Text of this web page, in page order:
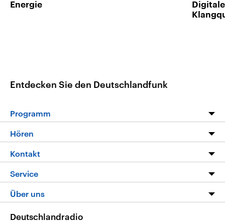
Energie
Entdecken Sie den Deutschlandfunk
Programm
Programm
Die Nachrichten
Nachrichtenleicht
Neue Beiträge auf dlf.de
Hören
Livestream
Podcasts
Deutschlandfunk App
Nachrichten App
Kontakt
Hörerservice
Service
FAQ
Über uns
Deutschlandradio